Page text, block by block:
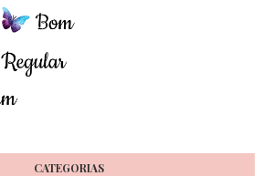
CATEGORIAS